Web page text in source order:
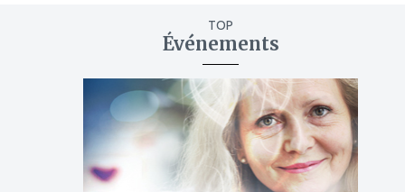
TOP
Événements
mes
favoris